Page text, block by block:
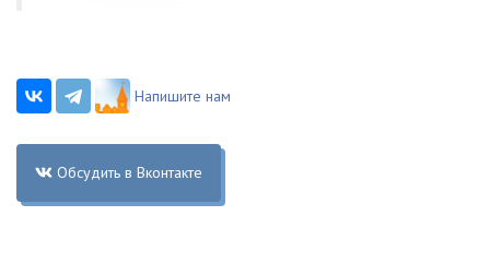
Напишите нам
Обсудить в Вконтакте